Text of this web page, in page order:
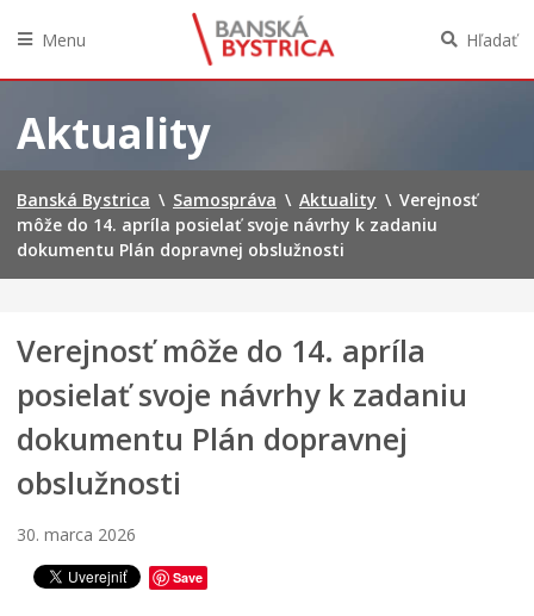
obsah
Menu Hľadať
Aktuality
Banská Bystrica \ Samospráva \ Aktuality \ Verejnosť
môže do 14. apríla posielať svoje návrhy k zadaniu
dokumentu Plán dopravnej obslužnosti
Verejnosť môže do 14. apríla
posielať svoje návrhy k zadaniu
dokumentu Plán dopravnej
obslužnosti
30. marca 2026
Save
n
z
s
a
d
n
u
t
i
e
s
t
k
h
z
a
s
B
s
r
i
c
a
b
u
d
a
r
t
e
o
N
e
t
m
s
s
k
ý
p
a
r
k
c
h
v
s
d
a
b
u